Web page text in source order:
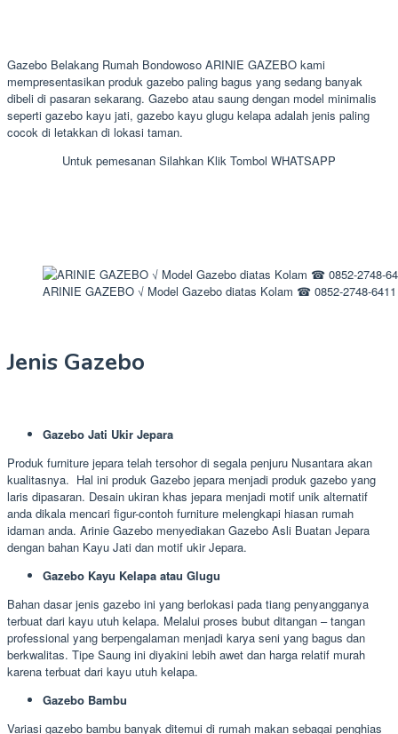
Gazebo Belakang Rumah Bondowoso ARINIE GAZEBO kami
mempresentasikan produk gazebo paling bagus yang sedang banyak
dibeli di pasaran sekarang. Gazebo atau saung dengan model minimalis
seperti gazebo kayu jati, gazebo kayu glugu kelapa adalah jenis paling
cocok di letakkan di lokasi taman.
Untuk pemesanan Silahkan Klik Tombol WHATSAPP
ARINIE GAZEBO √ Model Gazebo diatas Kolam ☎ 0852-2748-6411
Jenis Gazebo
Gazebo Jati Ukir Jepara
Produk furniture jepara telah tersohor di segala penjuru Nusantara akan
kualitasnya. Hal ini produk Gazebo jepara menjadi produk gazebo yang
laris dipasaran. Desain ukiran khas jepara menjadi motif unik alternatif
anda dikala mencari figur-contoh furniture melengkapi hiasan rumah
idaman anda. Arinie Gazebo menyediakan Gazebo Asli Buatan Jepara
dengan bahan Kayu Jati dan motif ukir Jepara.
Gazebo Kayu Kelapa atau Glugu
Bahan dasar jenis gazebo ini yang berlokasi pada tiang penyangganya
terbuat dari kayu utuh kelapa. Melalui proses bubut ditangan – tangan
professional yang berpengalaman menjadi karya seni yang bagus dan
berkwalitas. Tipe Saung ini diyakini lebih awet dan harga relatif murah
karena terbuat dari kayu utuh kelapa.
Gazebo Bambu
Variasi gazebo bambu banyak ditemui di rumah makan sebagai penghias